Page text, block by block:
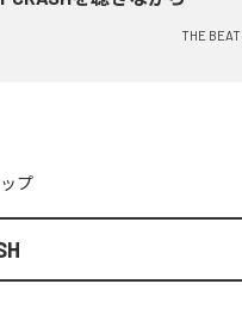
THE
プ